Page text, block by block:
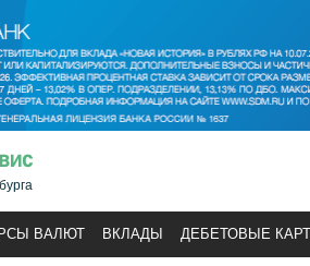
ВАЛЮТ ВКЛАДЫ ДЕБЕТОВЫЕ